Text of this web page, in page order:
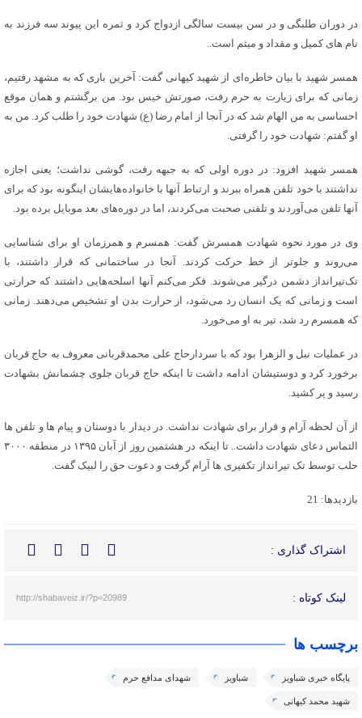
در دوران طلبگی و در سن بیست سالگی ازدواج کرد و ثمره این پیوند سه فرزند به
‌نام ‌های کمیل و مقداد و میثم است..
همسر شهید با بیان خاطره‌ای از شهید کیهانی گفت: آخرین باری که به مشهد رفتیم،
زمانی که برای زیارت به حرم رفت، صورتش خیس بود. من برگشتم و همان موقع
احساسی به من الهام شد که در آنجا از امام رضا (ع) شهادت خود را طلب کرد. من به
او گفتم: شهادت خود را گرفتی.
همسر شهید افزود: در دوره اولی که به جبهه رفت، گوشی نداشت؛ یعنی اجازه
نداشتند با خود تلفن همراه ببرند و ارتباط آنها با خانواده‌هایشان اینگونه بود که برای
آنها تلفن می‌آوردند و تلفنی صحبت می‌کردند، اما در دوره‌های بعد موبایل برده بود.
وی در مورد نحوه شهادت همسرش گفت: همسرم و همرزمان او برای شناسایی
می‌روند و جلوتر از خط حرکت کردند. آنجا در ساختمانی که قرار داشتند، با
تک‌تیرانداز دشمن درگیر می‌شوند. فکر می‌کنم آنها اسلحه‌هایی داشتند که حرارتی
است و زمانی که یک انسان رد می‌شود، از حرارت بدن او تشخیص می‌دهند. زمانی
که همسرم رد شد، تیر به او می‌خورد.
در عملیات نبل و الزهرا بود که با سردارحاج علی محمدقربانی معروف به حاج قربان
برخورد کرد و دوستیشان ادامه داشت تا اینکه حاج قربان جلوی چشمانش بشهادت
رسید و پر کشید.
از آن لحظه آرام و قرار برای شهادت نداشت. در دیدار با دوستان و پیام ها و تلفن ها
التماس دعای شهادت داشت.. تا اینکه در هشتمین روز از آبان ۱۳۹۵ در منطقه ۳۰۰۰
حلب توسط تک تیرانداز تکفیری ها آرام گرفت و دعوت حق را لبیک گفت.
بازدیدها: 21
اشتراک گذاری :
لینک کوتاه : http://shabaveiz.ir/?p=20989
برچسب ها
پایگاه خبری شباویز شباویز شهدای مدافع حرم
شهید محمد کیهانی